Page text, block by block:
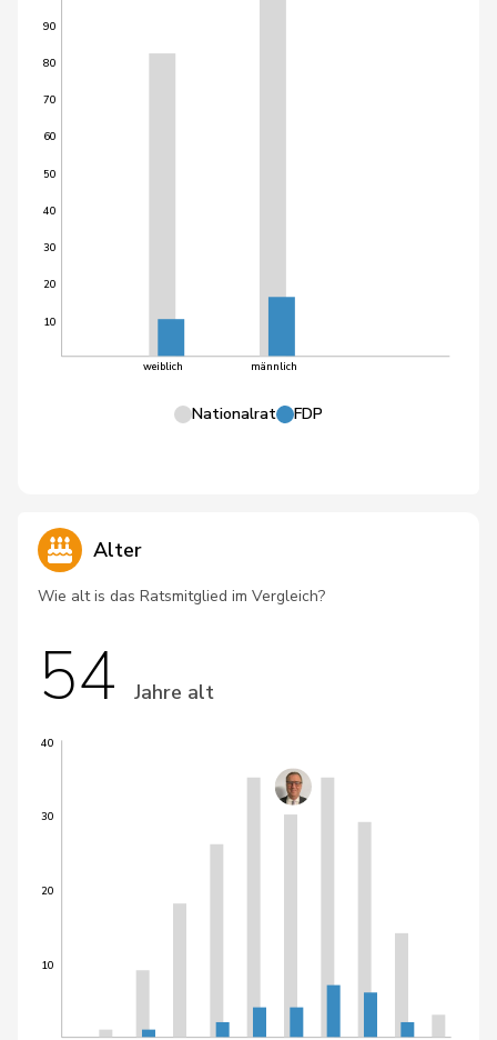
10
20
30
40
50
60
70
80
90
weiblich männlich
Nationalrat FDP
Alter
Wie alt is das Ratsmitglied im Vergleich?
54 Jahre alt
10
20
30
40